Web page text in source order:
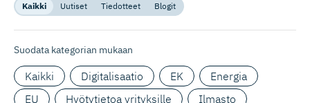
Kaikki Uutiset Tiedotteet Blogit
Suodata kategorian mukaan
Kaikki Digitalisaatio EK
Energia
EU
Hyötytietoa yrityksille
Ilmasto